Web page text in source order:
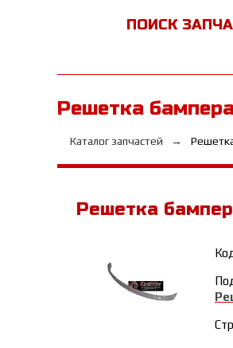
ПОИСК
Решетка
Каталог запчастей
Решетка